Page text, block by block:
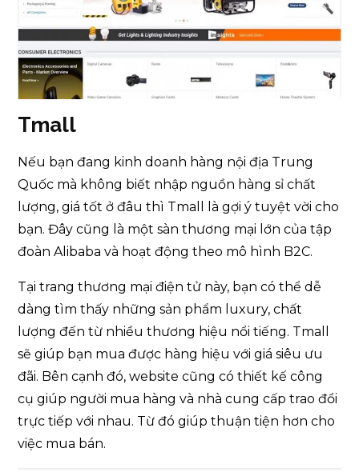
Tmall
Nếu bạn đang kinh doanh hàng nội địa Trung
Quốc mà không biết nhập nguồn hàng sỉ chất
lượng, giá tốt ở đâu thì Tmall là gợi ý tuyệt vời cho
bạn. Đây cũng là một sàn thương mại lớn của tập
đoàn Alibaba và hoạt động theo mô hình B2C.
Tại trang thương mại điện tử này, bạn có thể dễ
dàng tìm thấy những sản phẩm luxury, chất
lượng đến từ nhiều thương hiệu nổi tiếng. Tmall
sẽ giúp bạn mua được hàng hiệu với giá siêu ưu
đãi. Bên cạnh đó, website cũng có thiết kế công
cụ giúp người mua hàng và nhà cung cấp trao đổi
trực tiếp với nhau. Từ đó giúp thuận tiện hơn cho
việc mua bán.